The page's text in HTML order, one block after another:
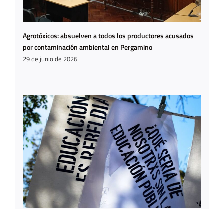
Agrotóxicos: absuelven a todos los productores acusados
por contaminación ambiental en Pergamino
29 de junio de 2026